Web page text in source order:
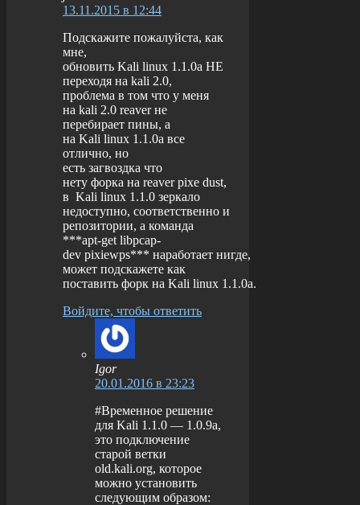
13.11.2015 в 12:44
Подскажите пожалуйста, как
мне,
обновить Kali linux 1.1.0a НЕ
переходя на kali 2.0,
проблема в том что у меня
на kali 2.0 reaver не
перебирает пины, а
на Kali linux 1.1.0a все
отлично, но
есть загвоздка что
нету форка на reaver pixe dust,
в Kali linux 1.1.0 зеркало
недоступно, соответственно и
репозитории, а команда
***apt-get libpcap-
dev pixiewps*** наработает нигде,
может подскажете как
поставить форк на Kali linux 1.1.0a.
Войдите, чтобы ответить
Igor
20.01.2016 в 23:23
#Временное решение
для Kali 1.1.0 — 1.0.9a,
это подключение
старой ветки
old.kali.org, которое
можно установить
следующим образом: